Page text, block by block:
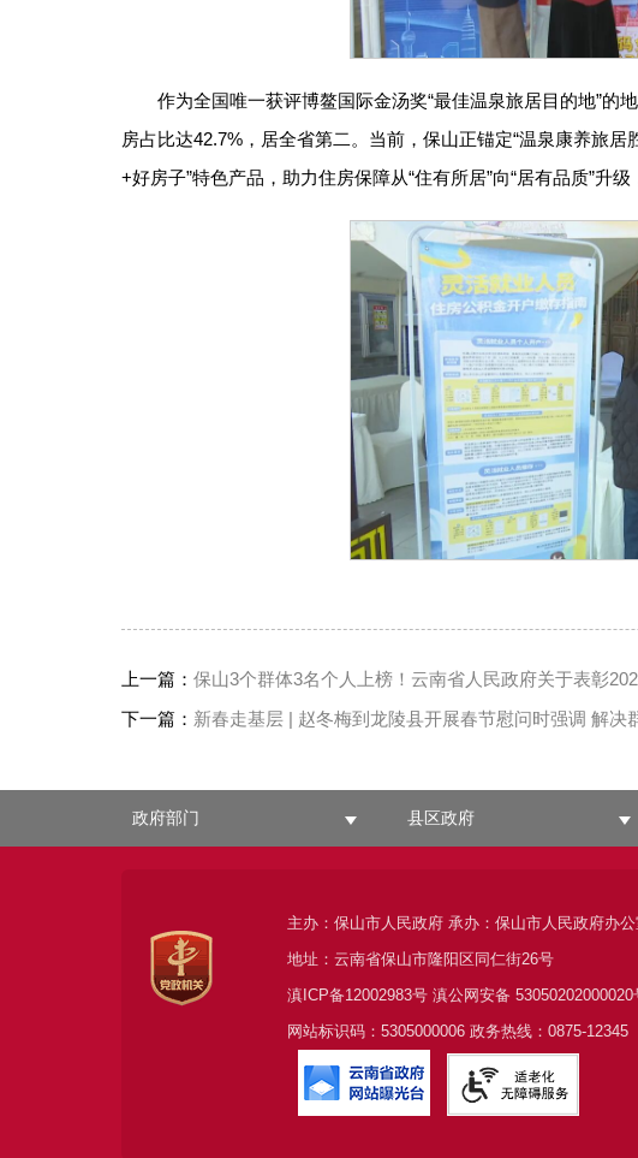
作为全国唯一获评博鳌国际金汤奖“最佳温泉旅居目的地”
房占比达42.7%，居全省第二。当前，保山正锚定“温泉康养旅
+好房子”特色产品，助力住房保障从“住有所居”向“居有品质”升
上一篇： 保山3个群体3名个人上榜！云南省人民政府关于表彰
下一篇： 新春走基层 | 赵冬梅到龙陵县开展春节慰问时强调 解决
政府部门 县区政府
主办：保山市人民政府 承办：保山市人民政府办公
地址：云南省保山市隆阳区同仁街26号
滇ICP备12002983号滇公网安备 53050202000020
网站标识码：5305000006 政务热线：0875-12345